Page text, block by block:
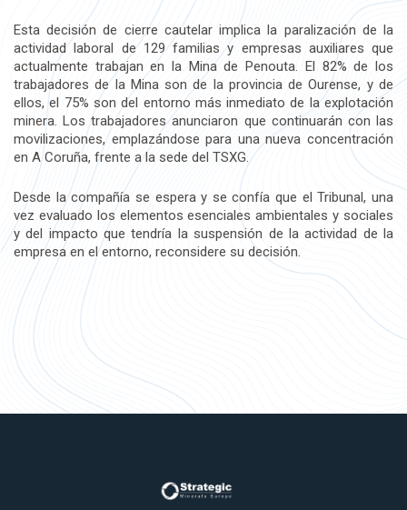
Esta decisión de cierre cautelar implica la paralización de la
actividad laboral de 129 familias y empresas auxiliares que
actualmente trabajan en la Mina de Penouta. El 82% de los
trabajadores de la Mina son de la provincia de Ourense, y de
ellos, el 75% son del entorno más inmediato de la explotación
minera. Los trabajadores anunciaron que continuarán con las
movilizaciones, emplazándose para una nueva concentración
en A Coruña, frente a la sede del TSXG.
Desde la compañía se espera y se confía que el Tribunal, una
vez evaluado los elementos esenciales ambientales y sociales
y del impacto que tendría la suspensión de la actividad de la
empresa en el entorno, reconsidere su decisión.